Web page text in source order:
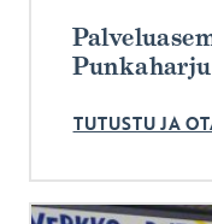
TUTUSTU JA